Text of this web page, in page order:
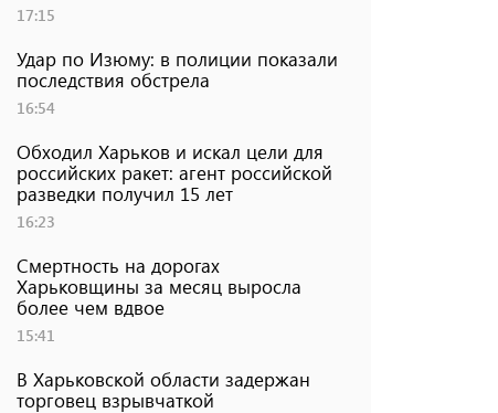
17:15
Удар по Изюму: в полиции показали
последствия обстрела
16:54
Обходил Харьков и искал цели для
российских ракет: агент российской
разведки получил 15 лет
16:23
Смертность на дорогах
Харьковщины за месяц выросла
более чем вдвое
15:41
В Харьковской области задержан
торговец взрывчаткой